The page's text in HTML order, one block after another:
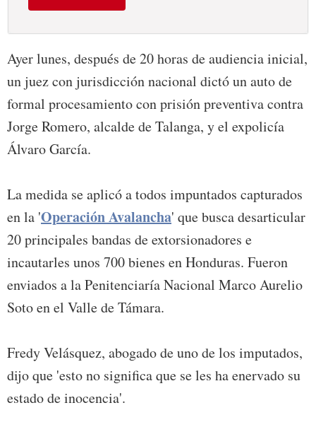
Ayer lunes, después de 20 horas de audiencia inicial,
un juez con jurisdicción nacional dictó un auto de
formal procesamiento con prisión preventiva contra
Jorge Romero, alcalde de Talanga, y el expolicía
Álvaro García.
La medida se aplicó a todos impuntados capturados
en la 'Operación Avalancha' que busca desarticular
20 principales bandas de extorsionadores e
incautarles unos 700 bienes en Honduras. Fueron
enviados a la Penitenciaría Nacional Marco Aurelio
Soto en el Valle de Támara.
Fredy Velásquez, abogado de uno de los imputados,
dijo que 'esto no significa que se les ha enervado su
estado de inocencia'.